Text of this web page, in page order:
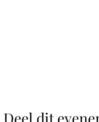
Deel dit